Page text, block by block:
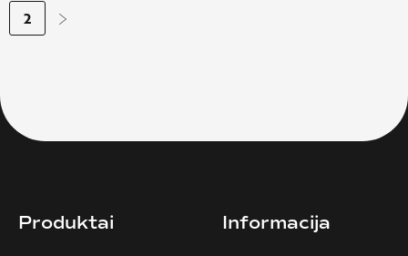
2
Produktai Informacija